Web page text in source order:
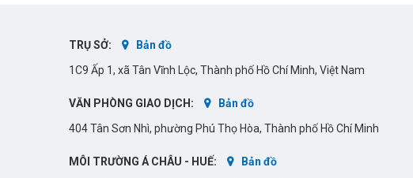
TRỤ SỞ:
Bản đồ
1C9 Ấp 1, xã Tân Vĩnh Lộc, Thành phố Hồ Chí Minh, Việt Nam
VĂN PHÒNG GIAO DỊCH:
Bản đồ
404 Tân Sơn Nhì, phường Phú Thọ Hòa, Thành phố Hồ Chí Minh
MÔI TRƯỜNG Á CHÂU - HUẾ:
Bản đồ